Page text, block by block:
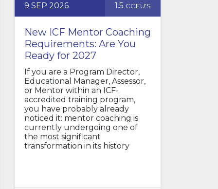
9 SEP 2026 1.5 CCEU'S
New ICF Mentor Coaching
Requirements: Are You
Ready for 2027
If you are a Program Director,
Educational Manager, Assessor,
or Mentor within an ICF-
accredited training program,
you have probably already
noticed it: mentor coaching is
currently undergoing one of
the most significant
transformation in its history